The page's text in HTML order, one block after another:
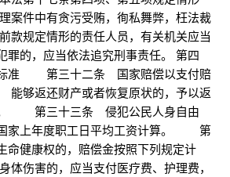
件中有贪污受贿，徇私舞弊，枉法裁
规定情形的责任人员，有关机关应当
罪的，应当依法追究刑事责任。 第四
准 第三十二条 国家赔偿以支付赔
够返还财产或者恢复原状的，予以返
。 第三十三条 侵犯公民人身自由
家上年度职工日平均工资计算。 第
健康权的，赔偿金按照下列规定计
害的，应当支付医疗费、护理费，